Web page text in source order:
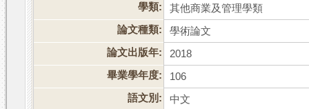
學類:
其他商業及管理學類
論文種類:
學術論文
論文出版年:
2018
畢業學年度:
106
語文別:
中文